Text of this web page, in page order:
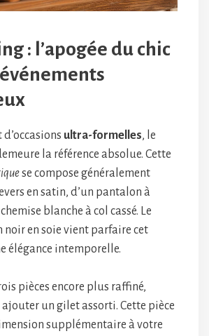
: l’apogée du chic
d’occasions ultra-formelles, le
la référence absolue. Cette
se compose généralement
en satin, d’un pantalon à
blanche à col cassé. Le
en soie vient parfaire cet
élégance intemporelle.
pièces encore plus raffiné,
ajouter un gilet assorti. Cette pièce
supplémentaire à votre